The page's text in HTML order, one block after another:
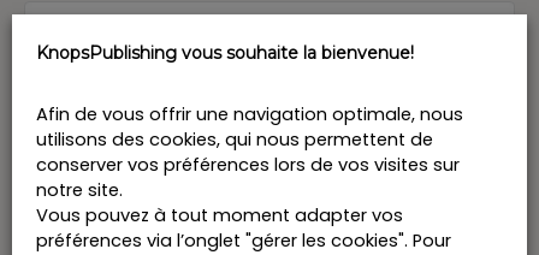
DÉTAILS ORATEURS
KnopsPublishing vous souhaite la bienvenue!
Afin de vous offrir une navigation optimale, nous
utilisons des cookies, qui nous permettent de
conserver vos préférences lors de vos visites sur
notre site.
Vous pouvez à tout moment adapter vos
préférences via l’onglet "gérer les cookies". Pour